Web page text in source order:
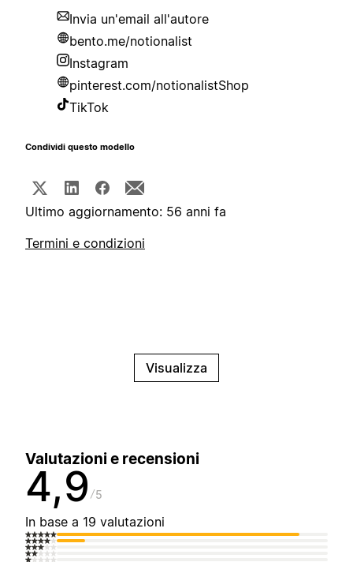
Invia un'email all'autore
bento.me/notionalist
Instagram
pinterest.com/notionalistShop
TikTok
Condividi questo modello
Ultimo aggiornamento: 56 anni fa
Termini e condizioni
Visualizza
Valutazioni e recensioni
4,9 5
In base a 19 valutazioni